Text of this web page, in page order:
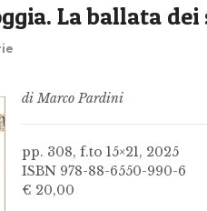
La ballata
di Marco Pardini
pp. 308, f.to 15×21, 2025
ISBN 978-88-6550-990-6
€ 20,00